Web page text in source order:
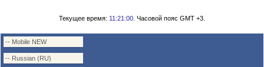
Текущее время: 11:21:00 . Часовой пояс GMT +3.